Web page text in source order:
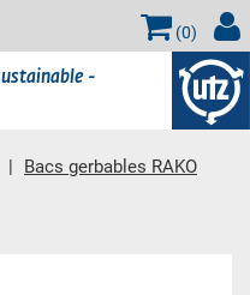
(0)
-
Bacs gerbables RAKO